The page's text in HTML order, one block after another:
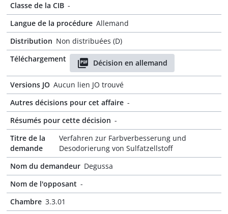
Classe de la CIB -
Langue de la procédure Allemand
Distribution Non distribuées (D)
Téléchargement
Décision en allemand
Versions JO Aucun lien JO trouvé
Autres décisions pour cet affaire -
Résumés pour cette décision -
Titre de la
demande
Verfahren zur Farbverbesserung und
Desodorierung von Sulfatzellstoff
Nom du demandeur Degussa
Nom de l'opposant -
Chambre 3.3.01